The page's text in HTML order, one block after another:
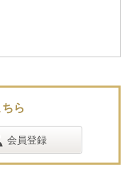
ら
会員登録